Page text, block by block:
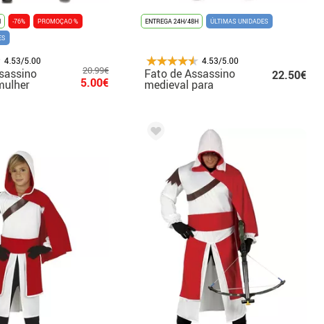
-76%
PROMOÇAO %
4.53/5.00
20.99€
5.00€
ENTREGA 24H/48H ÚLTIMAS UNIDADES
4.53/5.00
Fato de Assassino
medieval para
22.50€